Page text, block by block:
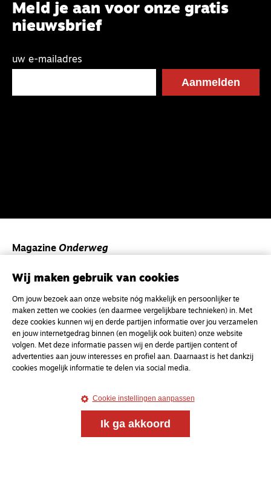
Meld je aan voor onze gratis
nieuwsbrief
uw e-mailadres
Magazine Onderweg
en gesprek voor christenen onderweg, in het bijzonder
MagazineOnderweg
Kvk-nummer 33277063
NL46 INGB 0117 5827 86
Wij maken gebruik van cookies
Om jouw bezoek aan onze website nóg makkelijk en persoonlijker te
maken zetten we cookies (en daarmee vergelijkbare technieken) in. Met
deze cookies kunnen wij en derde partijen informatie over jou verzamelen
en jouw internetgedrag binnen (en mogelijk ook buiten) onze website
volgen. Met deze informatie passen wij en derde partijen content of
advertenties aan jouw interesses en profiel aan. Daarnaast is het dankzij
cookies mogelijk informatie te delen via social media.
Cookie instellingen aanpassen
Ik ga akkoord